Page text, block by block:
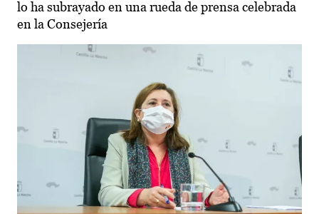
lo ha subrayado en una rueda de prensa celebrada
en la Consejería